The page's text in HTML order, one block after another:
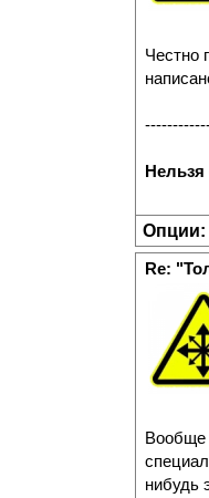
Честно
Опции:
Re:
Вообще
нибудь